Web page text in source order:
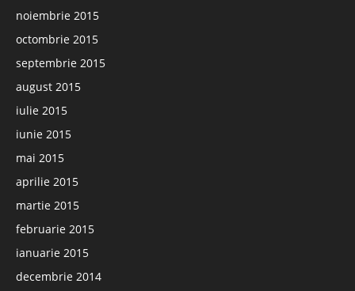
noiembrie 2015
octombrie 2015
septembrie 2015
august 2015
iulie 2015
iunie 2015
mai 2015
aprilie 2015
martie 2015
februarie 2015
ianuarie 2015
decembrie 2014